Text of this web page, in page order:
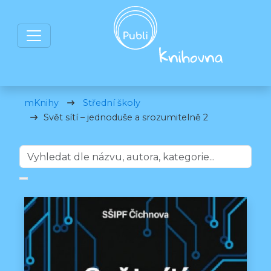
mKnihy
Střední školy
Svět sítí – jednoduše a srozumitelně 2